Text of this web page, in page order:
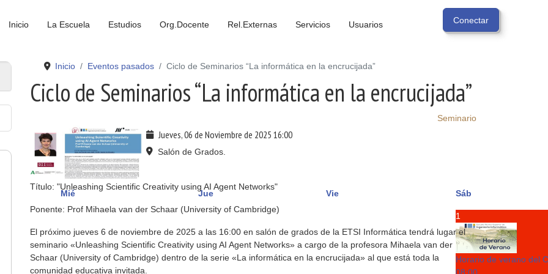
Inicio La Escuela Estudios Org.Docente Rel.Externas Servicios Usuarios
Mié Jue Vie Sáb
1
Horario de verano del
Inicio Eventos pasados Ciclo de Seminarios “La informática en la encrucijada”
Ciclo de Seminarios “La informática en la encrucijada”
Seminario
Jueves, 06 de Noviembre de 2025 16:00
Salón de Grados.
Título: "Unleashing Scientific Creativity using AI Agent Networks"
Ponente: Prof Mihaela van der Schaar (University of Cambridge)
El próximo jueves 6 de noviembre de 2025 a las 16:00 en salón de grados de la ETSI Informática tendrá lugar el
seminario «Unleashing Scientific Creativity using AI Agent Networks» a cargo de la profesora Mihaela van der
Schaar (University of Cambridge) dentro de la serie «La informática en la encrucijada» al que está toda la
comunidad educativa invitada.